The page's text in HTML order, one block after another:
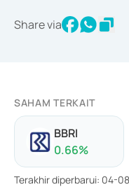
Share via
SAHAM TERKAIT
BBRI
0.66%
Terakhir diperbarui: 04-